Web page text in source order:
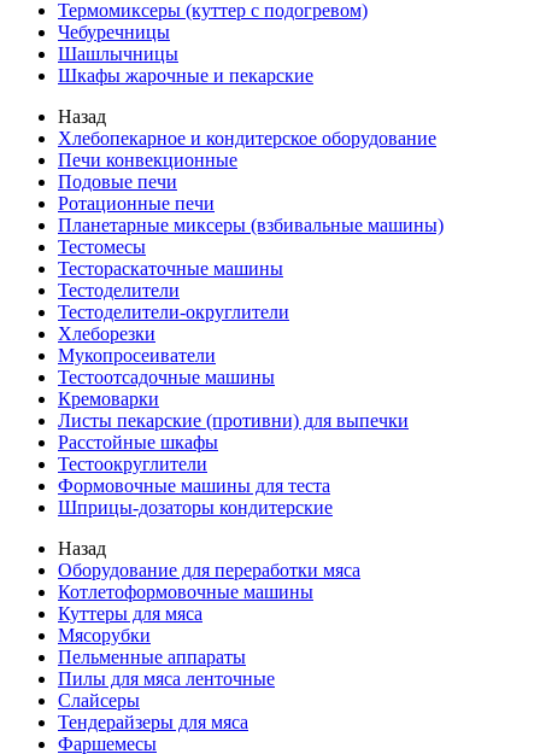
Термомиксеры (куттер с подогревом)
Чебуречницы
Шашлычницы
Шкафы жарочные и пекарские
Назад
Хлебопекарное и кондитерское оборудование
Печи конвекционные
Подовые печи
Ротационные печи
Планетарные миксеры (взбивальные машины)
Тестомесы
Тестораскаточные машины
Тестоделители
Тестоделители-округлители
Хлеборезки
Мукопросеиватели
Тестоотсадочные машины
Кремоварки
Листы пекарские (противни) для выпечки
Расстойные шкафы
Тестоокруглители
Формовочные машины для теста
Шприцы-дозаторы кондитерские
Назад
Оборудование для переработки мяса
Котлетоформовочные машины
Куттеры для мяса
Мясорубки
Пельменные аппараты
Пилы для мяса ленточные
Слайсеры
Тендерайзеры для мяса
Фаршемесы